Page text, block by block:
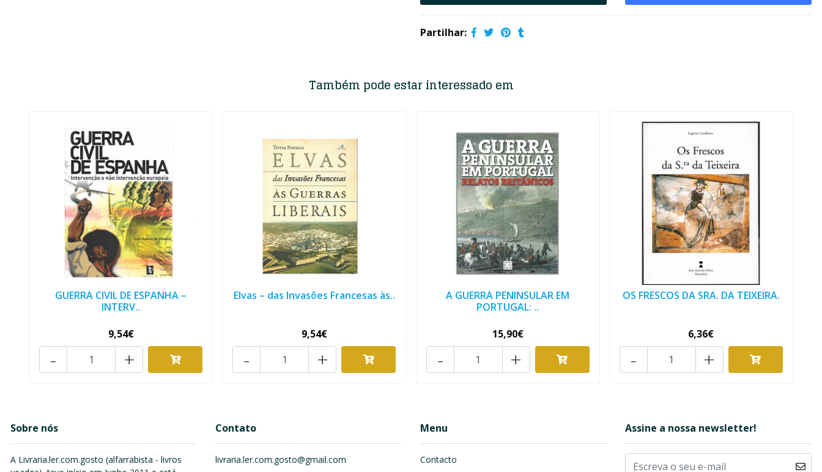
Partilhar:
Também pode estar interessado em
GUERRA CIVIL DE ESPANHA –
INTERV..
9,54€
+
-
Elvas – das Invasões Francesas às..
9,54€
+
-
A GUERRA PENINSULAR EM
PORTUGAL: ..
15,90€
+
-
OS FRESCOS DA SRA. DA TEIXEIRA.
6,36€
+
-
Sobre nós
A Livraria.ler.com.gosto (alfarrabista - livros
Contato
livraria.ler.com.gosto@gmail.com
Menu
Contacto
Assine a nossa newsletter!